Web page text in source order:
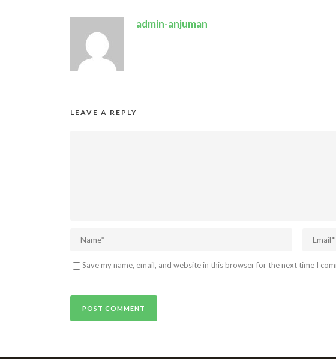
admin-anjuman
LEAVE A REPLY
Save my name, email, and website in this browser for the next time I